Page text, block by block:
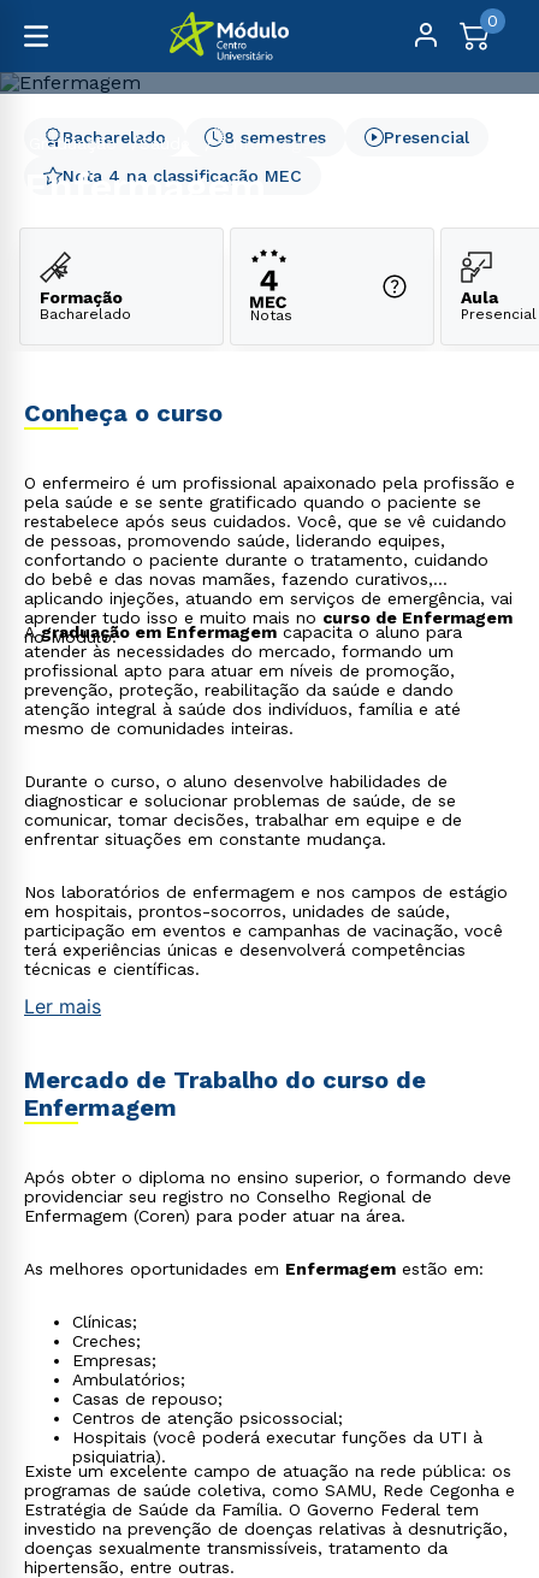
0
Graduação Saúde Enfermagem
Enfermagem
Nota 4 na classificação MEC
8 semestres
Bacharelado Presencial
Formação
Bacharelado Notas
Aula
Presencial
Conheça o curso
O enfermeiro é um profissional apaixonado pela profissão e
pela saúde e se sente gratificado quando o paciente se
restabelece após seus cuidados. Você, que se vê cuidando
de pessoas, promovendo saúde, liderando equipes,
confortando o paciente durante o tratamento, cuidando
do bebê e das novas mamães, fazendo curativos,
aplicando injeções, atuando em serviços de emergência, vai
aprender tudo isso e muito mais no curso de Enfermagem
no Módulo.
Agraduação em Enfermagem capacita o aluno para
atender às necessidades do mercado, formando um
profissional apto para atuar em níveis de promoção,
prevenção, proteção, reabilitação da saúde e dando
atenção integral à saúde dos indivíduos, família e até
mesmo de comunidades inteiras.
Durante o curso, o aluno desenvolve habilidades de
diagnosticar e solucionar problemas de saúde, de se
comunicar, tomar decisões, trabalhar em equipe e de
enfrentar situações em constante mudança.
Nos laboratórios de enfermagem e nos campos de estágio
em hospitais, prontos-socorros, unidades de saúde,
participação em eventos e campanhas de vacinação, você
terá experiências únicas e desenvolverá competências
técnicas e científicas.
Ler mais
Mercado de Trabalho do curso de
Enfermagem
Após obter o diploma no ensino superior, o formando deve
providenciar seu registro no Conselho Regional de
Enfermagem (Coren) para poder atuar na área.
As melhores oportunidades em Enfermagem estão em:
Clínicas;
Creches;
Empresas;
Ambulatórios;
Casas de repouso;
Centros de atenção psicossocial;
Hospitais (você poderá executar funções da UTI à
psiquiatria).
Existe um excelente campo de atuação na rede pública: os
programas de saúde coletiva, como SAMU, Rede Cegonha e
Estratégia de Saúde da Família. O Governo Federal tem
investido na prevenção de doenças relativas à desnutrição,
doenças sexualmente transmissíveis, tratamento da
hipertensão, entre outras.